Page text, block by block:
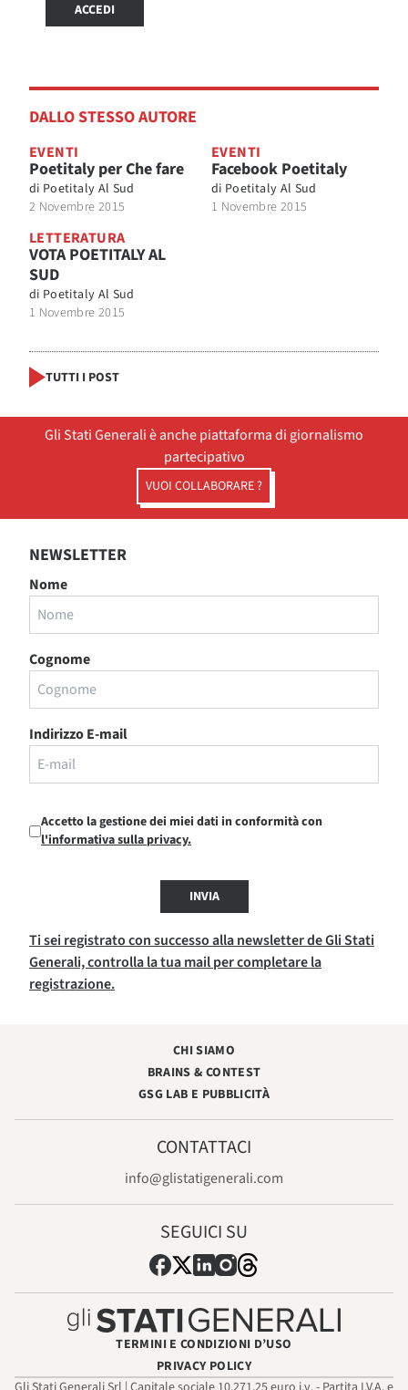
ACCEDI
DALLO STESSO AUTORE
EVENTI
Poetitaly per Che fare
di Poetitaly Al Sud
2 Novembre 2015
EVENTI
Facebook Poetitaly
di Poetitaly Al Sud
1 Novembre 2015
LETTERATURA
VOTA POETITALY AL
SUD
di Poetitaly Al Sud
1 Novembre 2015
TUTTI I POST
Gli Stati Generali è anche piattaforma di giornalismo
partecipativo
VUOI COLLABORARE ?
NEWSLETTER
Nome
Cognome
Indirizzo E-mail
Accetto la gestione dei miei dati in conformità con
l'informativa sulla privacy.
INVIA
Ti sei registrato con successo alla newsletter de Gli Stati
Generali, controlla la tua mail per completare la
registrazione.
CHI SIAMO
BRAINS & CONTEST
GSG LAB E PUBBLICITÀ
CONTATTACI
info@glistatigenerali.com
SEGUICI SU
TERMINI E CONDIZIONI D’USO
PRIVACY POLICY